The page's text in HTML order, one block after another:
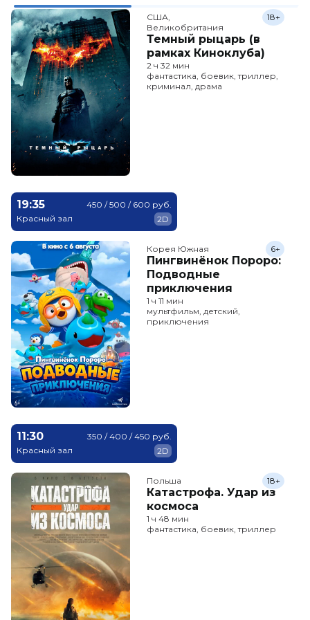
США,
Великобритания
Темный рыцарь (в
рамках Киноклуба)
18+
2 ч 32 мин
фантастика, боевик, триллер,
криминал, драма
19:35
Красный зал
450 / 500 / 600 руб.
2D
Корея Южная
Пингвинёнок Пороро:
Подводные
приключения
6+
1 ч 11 мин
мультфильм, детский,
приключения
11:30
Красный зал
350 / 400 / 450 руб.
2D
Польша
Катастрофа. Удар из
космоса
18+
1 ч 48 мин
фантастика, боевик, триллер